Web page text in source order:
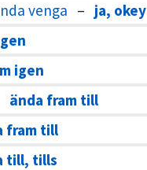
venga – ja, okey
igen
ända fram till
fram till
till, tills